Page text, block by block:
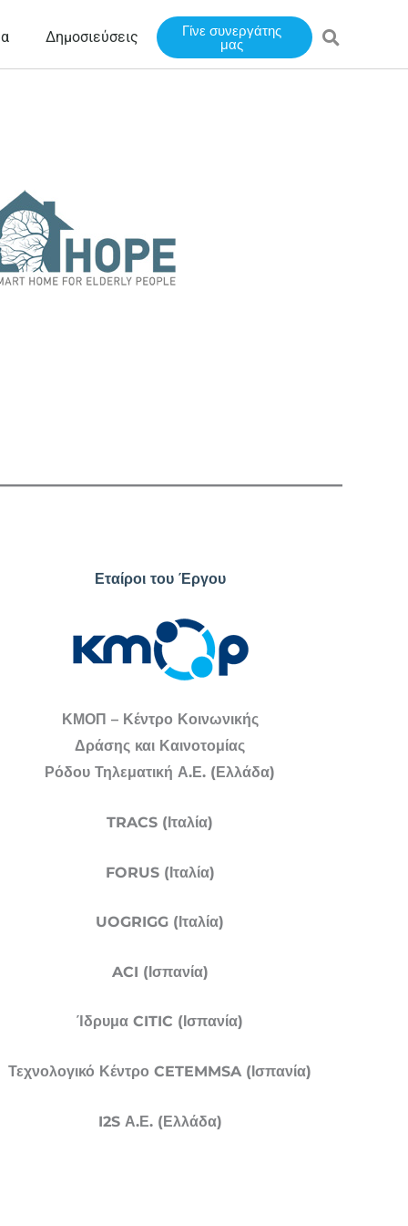
Δημοσιεύσεις Γίνε συνεργάτης
μας
Εταίροι του Έργου
ΚΜΟΠ – Κέντρο Κοινωνικής
Δράσης και Καινοτομίας
Ρόδου Τηλεματική Α.Ε. (Ελλάδα)
TRACS (Ιταλία)
FORUS (Ιταλία)
UOGRIGG (Ιταλία)
ACI (Ισπανία)
Ίδρυμα CITIC (Ισπανία)
Τεχνολογικό Κέντρο CETEMMSA (Ισπανία)
I2S Α.Ε. (Ελλάδα)